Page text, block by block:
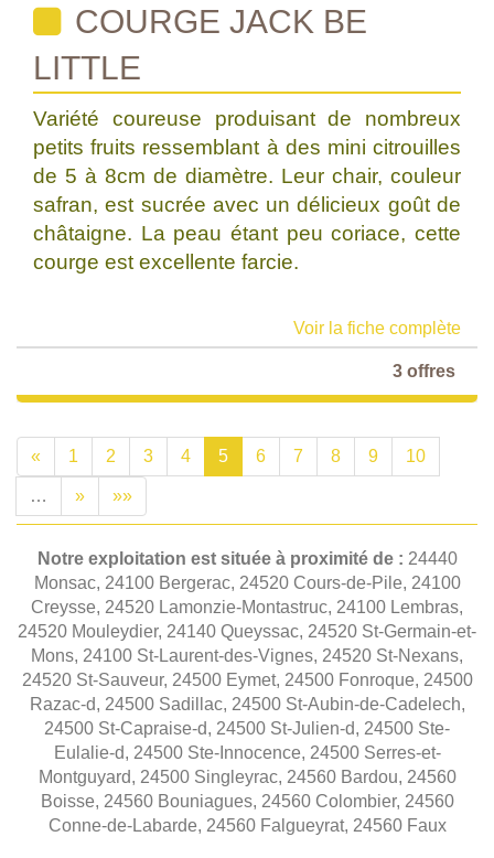
COURGE JACK BE
LITTLE
Variété coureuse produisant de nombreux
petits fruits ressemblant à des mini citrouilles
de 5 à 8cm de diamètre. Leur chair, couleur
safran, est sucrée avec un délicieux goût de
châtaigne. La peau étant peu coriace, cette
courge est excellente farcie.
Voir la fiche complète
3 offres
« 1 2 3 4 5 6 7 8 9 10
… » »»
Notre exploitation est située à proximité de : 24440
Monsac, 24100 Bergerac, 24520 Cours-de-Pile, 24100
Creysse, 24520 Lamonzie-Montastruc, 24100 Lembras,
24520 Mouleydier, 24140 Queyssac, 24520 St-Germain-et-
Mons, 24100 St-Laurent-des-Vignes, 24520 St-Nexans,
24520 St-Sauveur, 24500 Eymet, 24500 Fonroque, 24500
Razac-d, 24500 Sadillac, 24500 St-Aubin-de-Cadelech,
24500 St-Capraise-d, 24500 St-Julien-d, 24500 Ste-
Eulalie-d, 24500 Ste-Innocence, 24500 Serres-et-
Montguyard, 24500 Singleyrac, 24560 Bardou, 24560
Boisse, 24560 Bouniagues, 24560 Colombier, 24560
Conne-de-Labarde, 24560 Falgueyrat, 24560 Faux